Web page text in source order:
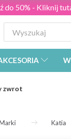
do 50% - Kliknij
zwrot
Katia